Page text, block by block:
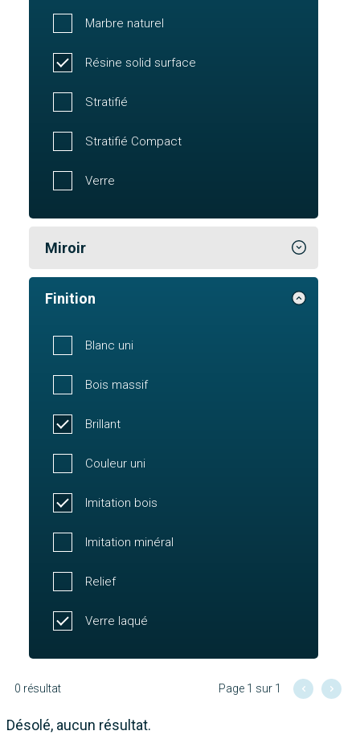
Marbre naturel
Résine solid surface
Stratifié
Stratifié Compact
Verre
Miroir
Finition
Blanc uni
Bois massif
Brillant
Couleur uni
Imitation bois
Imitation minéral
Relief
Verre laqué
0 résultat Page 1 sur 1
Désolé, aucun résultat.